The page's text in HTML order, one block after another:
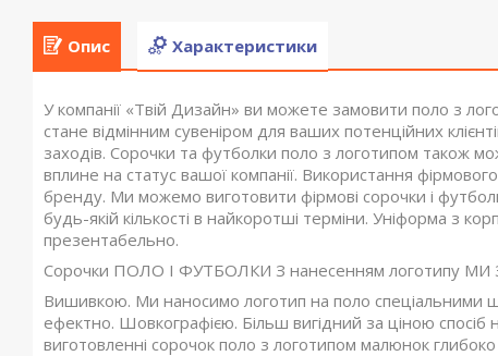
Опис Характеристики
У компанії «Твій Дизайн» ви можете замовити поло з
стане відмінним сувеніром для ваших потенційних
заходів. Сорочки та футболки поло з логотипом також
вплине на статус вашої компанії. Використання
бренду. Ми можемо виготовити фірмові сорочки і
будь-якій кількості в найкоротші терміни. Уніформа з
презентабельно.
Сорочки ПОЛО І ФУТБОЛКИ З нанесенням логотипу
Вишивкою. Ми наносимо логотип на поло
ефектно. Шовкографією. Більш вигідний за ціною спосіб
виготовленні сорочок поло з логотипом малюнок